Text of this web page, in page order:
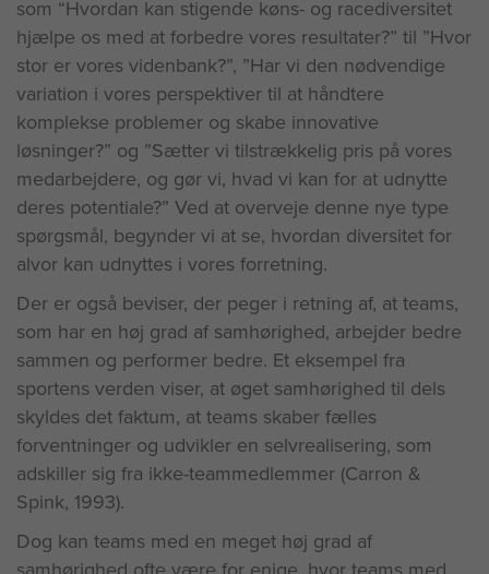
som “Hvordan kan stigende køns- og racediversitet
hjælpe os med at forbedre vores resultater?” til ”Hvor
stor er vores videnbank?”, ”Har vi den nødvendige
variation i vores perspektiver til at håndtere
komplekse problemer og skabe innovative
løsninger?” og ”Sætter vi tilstrækkelig pris på vores
medarbejdere, og gør vi, hvad vi kan for at udnytte
deres potentiale?” Ved at overveje denne nye type
spørgsmål, begynder vi at se, hvordan diversitet for
alvor kan udnyttes i vores forretning.
Der er også beviser, der peger i retning af, at teams,
som har en høj grad af samhørighed, arbejder bedre
sammen og performer bedre. Et eksempel fra
sportens verden viser, at øget samhørighed til dels
skyldes det faktum, at teams skaber fælles
forventninger og udvikler en selvrealisering, som
adskiller sig fra ikke-teammedlemmer (Carron &
Spink, 1993).
Dog kan teams med en meget høj grad af